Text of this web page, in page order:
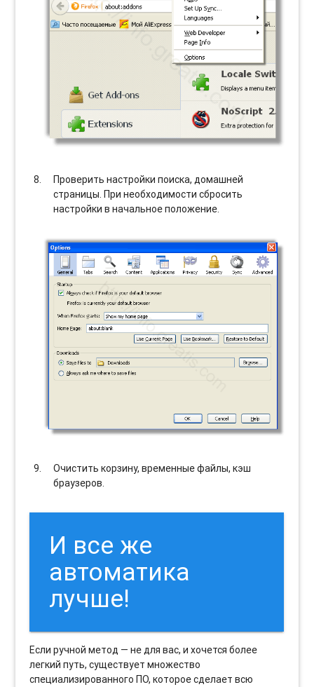
Проверить настройки поиска, домашней
страницы. При необходимости сбросить
настройки в начальное положение.
Очистить корзину, временные файлы, кэш
браузеров.
И все же
автоматика
лучше!
Если ручной метод — не для вас, и хочется более
легкий путь, существует множество
специализированного ПО, которое сделает всю